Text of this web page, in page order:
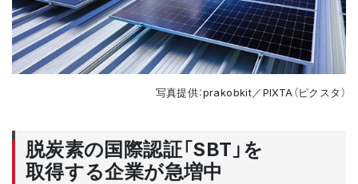
写真提供：prakobkit／PIXTA（ピクスタ）
脱炭素の国際認証「SBT」を
取得する企業が急増中